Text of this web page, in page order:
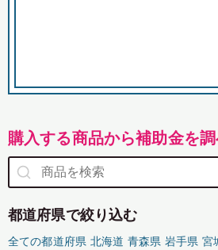
購入する商品から補助金を
都道府県で絞り込む
全ての都道府県 北海道 青森県 岩手県 宮